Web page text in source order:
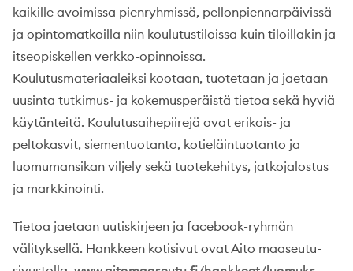
kaikille avoimissa pienryhmissä, pellonpiennarpäivissä
ja opintomatkoilla niin koulutustiloissa kuin tiloillakin ja
itseopiskellen verkko-opinnoissa.
Koulutusmateriaaleiksi kootaan, tuotetaan ja jaetaan
uusinta tutkimus- ja kokemusperäistä tietoa sekä hyviä
käytänteitä. Koulutusaihepiirejä ovat erikois- ja
peltokasvit, siementuotanto, kotieläintuotanto ja
luomumansikan viljely sekä tuotekehitys, jatkojalostus
ja markkinointi.
Tietoa jaetaan uutiskirjeen ja facebook-ryhmän
välityksellä. Hankkeen kotisivut ovat Aito maaseutu-